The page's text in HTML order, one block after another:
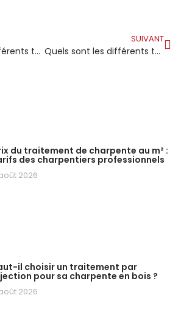
Quels sont les différents types de bois de charpente ?
SUIVANT
Quels sont les différents types de charpentes ?
du traitement de charpente au m² :
des charpentiers professionnels
2026
il choisir un traitement par
pour sa charpente en bois ?
2026